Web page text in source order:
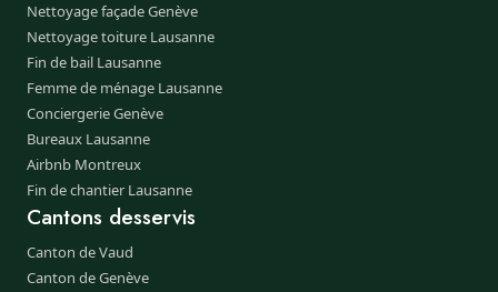
Nettoyage façade Genève
Nettoyage toiture Lausanne
Fin de bail Lausanne
Femme de ménage Lausanne
Conciergerie Genève
Bureaux Lausanne
Airbnb Montreux
Fin de chantier Lausanne
Cantons desservis
Canton de Vaud
Canton de Genève